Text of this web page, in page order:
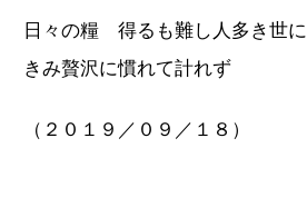
日々の糧 得るも難し人多き世に
きみ贅沢に慣れて計れず
（２０１９／０９／１８）